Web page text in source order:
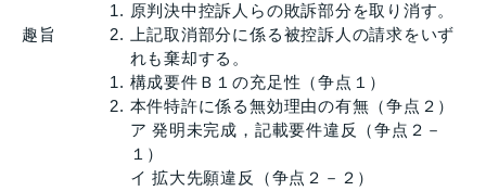
趣旨
原判決中控訴人らの敗訴部分を取り消す。
上記取消部分に係る被控訴人の請求をいず
れも棄却する。
構成要件Ｂ１の充足性（争点１）
本件特許に係る無効理由の有無（争点２）
ア 発明未完成，記載要件違反（争点２－
１）
イ 拡大先願違反（争点２－２）